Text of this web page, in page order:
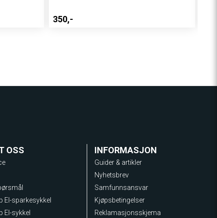
350,-
OSS
El-sparkesykkel
El-sykkel
INFORMASJON
Guider & artikler
Nyhetsbrev
Samfunnsansvar
Kjøpsbetingelser
Reklamasjonsskjema